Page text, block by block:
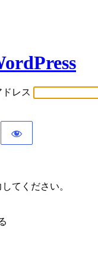
レス
てください。